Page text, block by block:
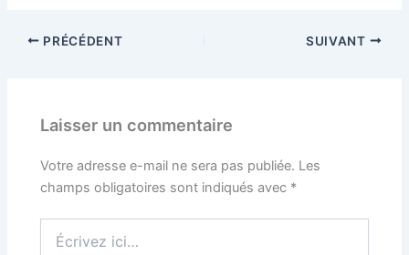
PRÉCÉDENT SUIVANT
Laisser un commentaire
Votre adresse e-mail ne sera pas publiée. Les
champs obligatoires sont indiqués avec *
ici…